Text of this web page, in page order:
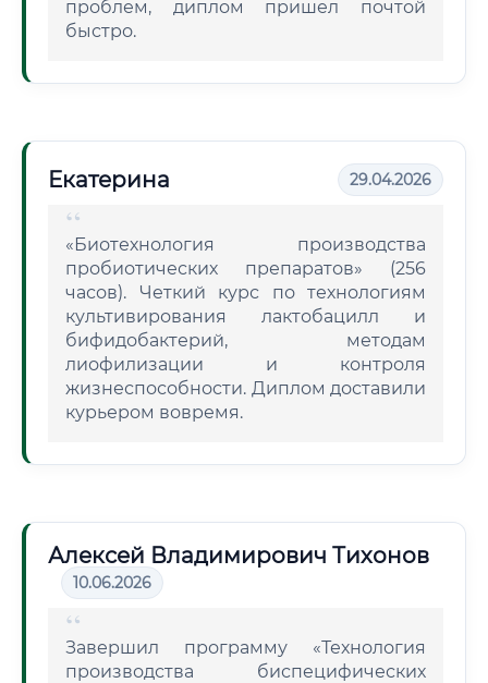
проблем, диплом пришел почтой
быстро.
Екатерина 29.04.2026
«Биотехнология производства
пробиотических препаратов» (256
часов). Четкий курс по технологиям
культивирования лактобацилл и
бифидобактерий, методам
лиофилизации и контроля
жизнеспособности. Диплом доставили
курьером вовремя.
Алексей Владимирович Тихонов
10.06.2026
Завершил программу «Технология
производства биспецифических